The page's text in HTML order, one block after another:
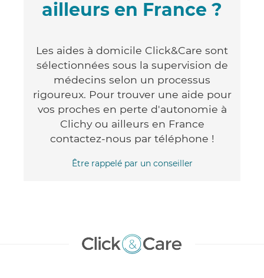
ailleurs en France ?
Les aides à domicile Click&Care sont
sélectionnées sous la supervision de
médecins selon un processus
rigoureux. Pour trouver une aide pour
vos proches en perte d'autonomie à
Clichy ou ailleurs en France
contactez-nous par téléphone !
Être rappelé par un conseiller